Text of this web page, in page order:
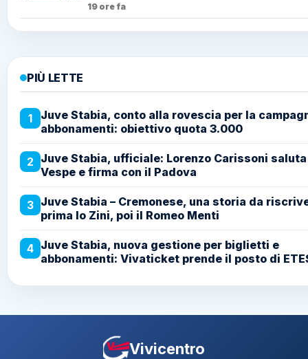
19 ore fa
PIÙ LETTE
1
Juve Stabia, conto alla rovescia per la
abbonamenti: obiettivo quota 3.000
2 Juve Stabia, ufficiale: Lorenzo Carissoni
Vespe e firma con il Padova
3 Juve Stabia – Cremonese, una storia da
prima lo Zini, poi il Romeo Menti
4 Juve Stabia, nuova gestione per biglietti e
abbonamenti: Vivaticket prende il posto di
Vivicentro